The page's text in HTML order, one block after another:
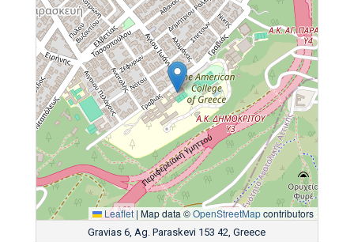
Leaflet | Map data ©OpenStreetMapcontributors
Gravias 6, Ag. Paraskevi 153 42, Greece